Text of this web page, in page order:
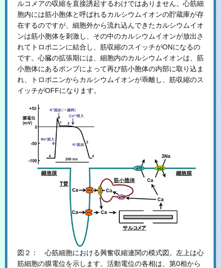
ルコメアの収縮を直接誘起するわけではありません。心筋細
胞内には筋小胞体と呼ばれるカルシウムイオンの貯蔵庫が存
在するのですが、細胞外から流れ込んできたカルシウムイオ
ンは筋小胞体を刺激し、その中のカルシウムイオンが放出さ
れてトロポニンに結合し、筋収縮のスイッチがONになるの
です。心臓の拡張期には、細胞内のカルシウムイオンは、筋
小胞体にあるポンプによって再び筋小胞体の内部に取り込ま
れ、トロポニンからカルシウムイオンが乖離し、筋収縮のス
イッチがOFFになります。
図２： 心筋細胞における興奮収縮連関の模式図。左上は心
筋細胞の膜電位を示します。活動電位の各相は、第0相から